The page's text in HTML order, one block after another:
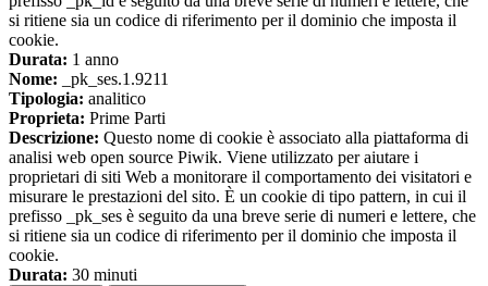
si ritiene sia un codice di riferimento per il dominio che imposta il
cookie.
Durata: 1 anno
Nome: _pk_ses.1.9211
Tipologia: analitico
Proprieta: Prime Parti
Descrizione: Questo nome di cookie è associato alla piattaforma di
analisi web open source Piwik. Viene utilizzato per aiutare i
proprietari di siti Web a monitorare il comportamento dei visitatori e
misurare le prestazioni del sito. È un cookie di tipo pattern, in cui il
prefisso _pk_ses è seguito da una breve serie di numeri e lettere, che
si ritiene sia un codice di riferimento per il dominio che imposta il
cookie.
Durata: 30 minuti